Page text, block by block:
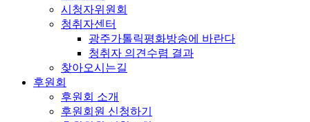
시청자위원회
청취자센터
광주가톨릭평화방송에 바란다
청취자 의견수렴 결과
찾아오시는길
후원회
후원회 소개
후원회원 신청하기